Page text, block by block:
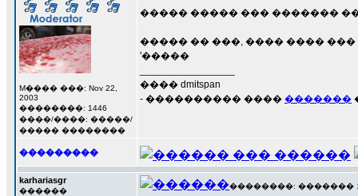
M���� ���: Nov 22,
2003
��������: 1446
����/����: �����/
����� ��������
����� ����� ��� �������
����� �� ���, ���� ����
'�����
���� dmitspan
- ���������� ���� �������
���������
karhariasgr
������
��������: ������� 19